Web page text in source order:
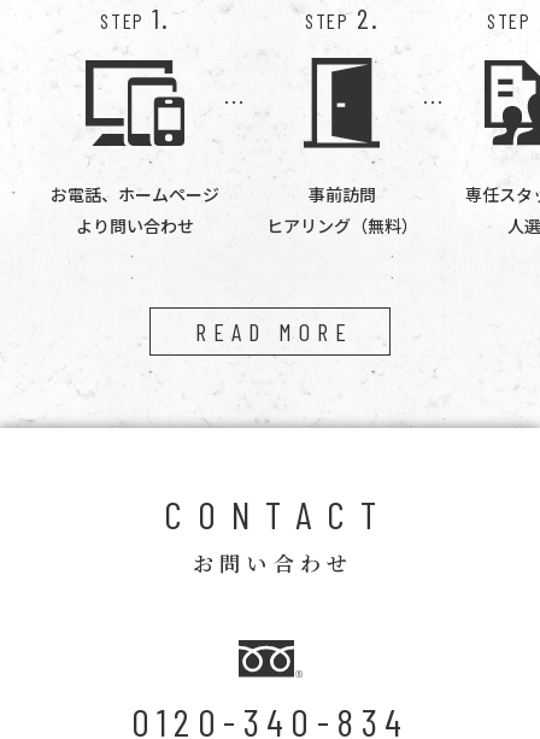
STEP 1.
お電話、ホームページ
より問い合わせ
STEP 2.
事前訪問
ヒアリング（無料）
STEP
専任スタ
人選
READ MORE
CONTACT
お問い合わせ
0120-340-834